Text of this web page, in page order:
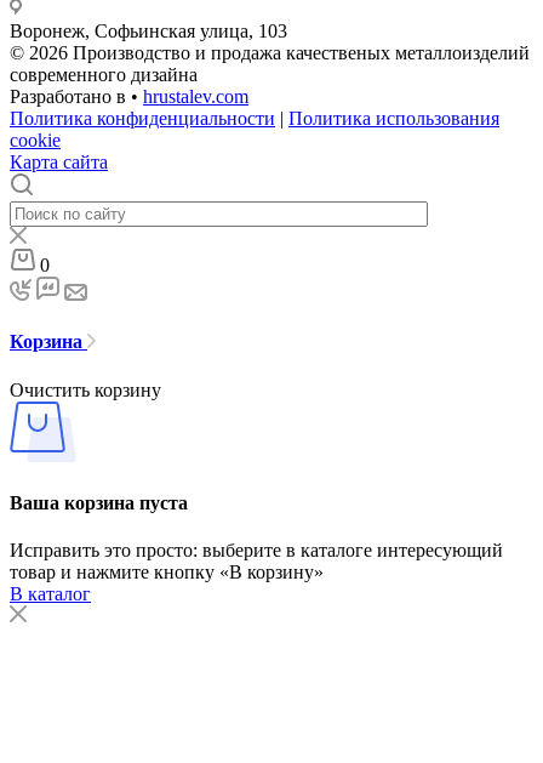
Воронеж, Софьинская улица, 103
© 2026 Производство и продажа качественых металлоизделий
современного дизайна
Разработано в • hrustalev.com
Политика конфиденциальности | Политика использования
cookie
Карта сайта
0
Корзина
Очистить корзину
Ваша корзина пуста
Исправить это просто: выберите в каталоге интересующий
товар и нажмите кнопку «В корзину»
В каталог